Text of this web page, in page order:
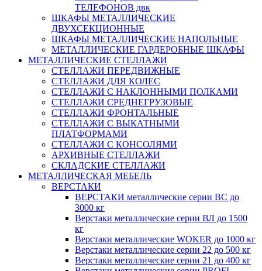
ТЕЛЕФОНОВ двк
ШКАФЫ МЕТАЛЛИЧЕСКИЕ
ДВУХСЕКЦИОННЫЕ
ШКАФЫ МЕТАЛЛИЧЕСКИЕ НАПОЛЬНЫЕ
МЕТАЛЛИЧЕСКИЕ ГАРДЕРОБНЫЕ ШКАФЫ
МЕТАЛЛИЧЕСКИЕ СТЕЛЛАЖИ
СТЕЛЛАЖИ ПЕРЕДВИЖНЫЕ
СТЕЛЛАЖИ ДЛЯ КОЛЕС
СТЕЛЛАЖИ С НАКЛОННЫМИ ПОЛКАМИ
СТЕЛЛАЖИ СРЕДНЕГРУЗОВЫЕ
СТЕЛЛАЖИ ФРОНТАЛЬНЫЕ
СТЕЛЛАЖИ С ВЫКАТНЫМИ
ПЛАТФОРМАМИ
СТЕЛЛАЖИ С КОНСОЛЯМИ
АРХИВНЫЕ СТЕЛЛАЖИ
СКЛАДСКИЕ СТЕЛЛАЖИ
МЕТАЛЛИЧЕСКАЯ МЕБЕЛЬ
ВЕРСТАКИ
ВЕРСТАКИ металлические серии ВС до
3000 кг
Верстаки металлические серии ВЛ до 1500
кг
Верстаки металлические WOKER до 1000 кг
Верстаки металлические серии 22 до 500 кг
Верстаки металлические серии 21 до 400 кг